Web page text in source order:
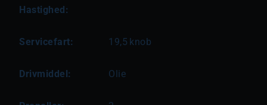
Hastighed:
Servicefart: 19,5 knob
Drivmiddel: Olie